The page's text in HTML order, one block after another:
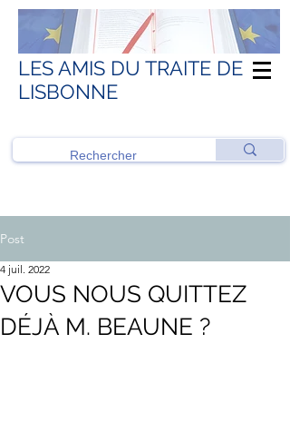
LES AMIS DU TRAITE DE
LISBONNE
Post
VOUS NOUS QUITTEZ
DÉJÀ M. BEAUNE ?
4 juil. 2022